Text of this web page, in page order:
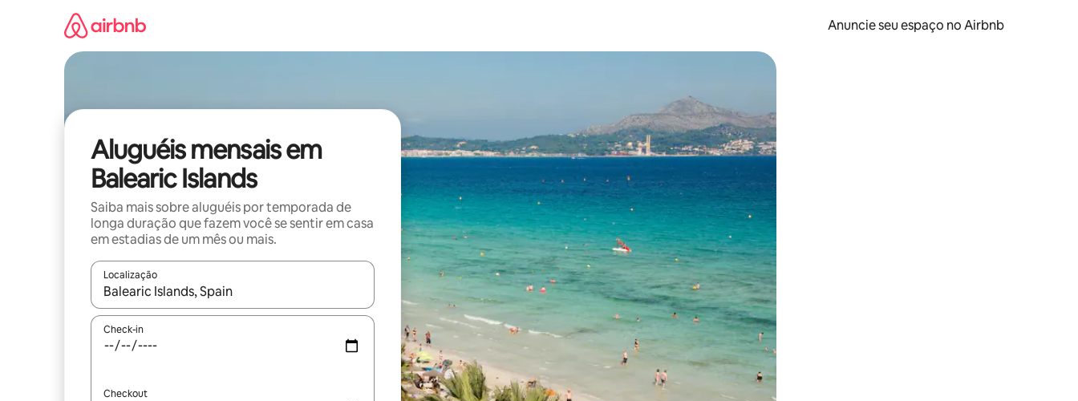
Anuncie seu espaço no Airbnb
Aluguéis mensais em
Balearic Islands
Saiba mais sobre aluguéis por temporada de
longa duração que fazem você se sentir em casa
em estadias de um mês ou mais.
Localização
Quando os resultados estiverem disponíveis, explore-os usando as seta para cima e para baixo do teclado ou tocando e deslizando o dedo na tela.
Check-in
Checkout